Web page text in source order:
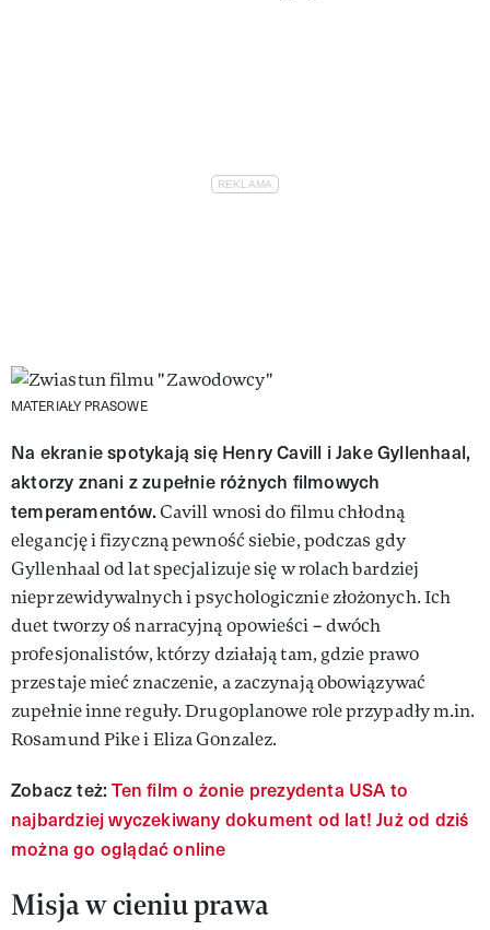
MATERIAŁY PRASOWE
Na ekranie spotykają się Henry Cavill i Jake Gyllenhaal,
aktorzy znani z zupełnie różnych filmowych
temperamentów. Cavill wnosi do filmu chłodną
elegancję i fizyczną pewność siebie, podczas gdy
Gyllenhaal od lat specjalizuje się w rolach bardziej
nieprzewidywalnych i psychologicznie złożonych. Ich
duet tworzy oś narracyjną opowieści – dwóch
profesjonalistów, którzy działają tam, gdzie prawo
przestaje mieć znaczenie, a zaczynają obowiązywać
zupełnie inne reguły. Drugoplanowe role przypadły m.in.
Rosamund Pike i Eliza Gonzalez.
Zobacz też:Ten film o żonie prezydenta USA to
najbardziej wyczekiwany dokument od lat! Już od dziś
można go oglądać online
Misja w cieniu prawa